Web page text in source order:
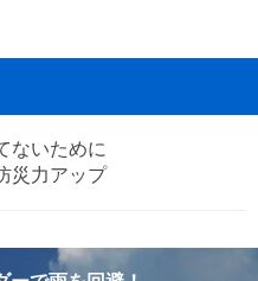
ないために
災力アップ